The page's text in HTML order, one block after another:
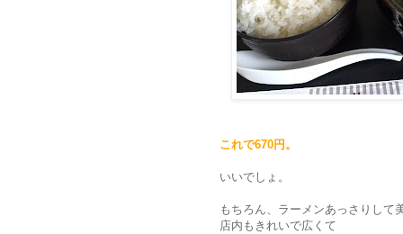
これで670円。
いいでしょ。
もちろん、ラーメンあっさりして
店内もきれいで広くて